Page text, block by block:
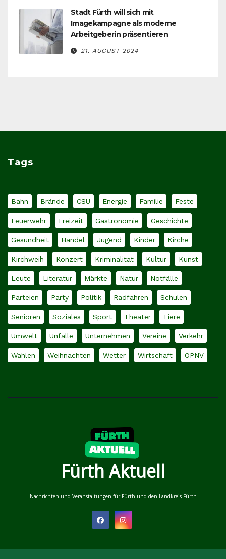
Stadt Fürth will sich mit
Imagekampagne als moderne
Arbeitgeberin präsentieren
21. AUGUST 2024
Tags
Bahn Brände CSU Energie Familie Feste
Feuerwehr Freizeit Gastronomie Geschichte
Gesundheit Handel Jugend Kinder Kirche
Kirchweih Konzert Kriminalität Kultur Kunst
Leute Literatur Märkte Natur Notfälle
Parteien Party Politik Radfahren Schulen
Senioren Soziales Sport Theater Tiere
Umwelt Unfälle Unternehmen Vereine Verkehr
Wahlen Weihnachten Wetter Wirtschaft ÖPNV
Fürth Aktuell
Nachrichten und Veranstaltungen für Fürth und den Landkreis Fürth